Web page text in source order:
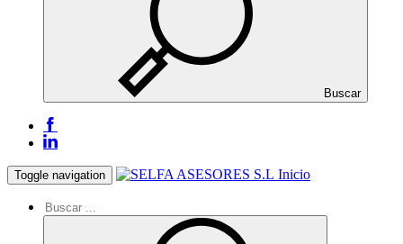
Buscar
Toggle navigation Inicio